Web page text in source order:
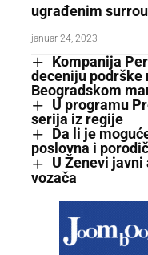
ugrađenim
januar 24, 2023
Kompanija
deceniju podrške
Beogradskom
U programu
serija iz regije
Da li je
poslovna i
U Ženevi
vozača